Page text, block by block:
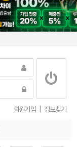
회원가입 정보찾기